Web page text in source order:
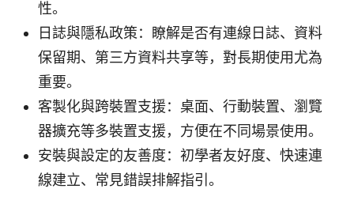
性。
日誌與隱私政策：瞭解是否有連線日誌、資料
保留期、第三方資料共享等，對長期使用尤為
重要。
客製化與跨裝置支援：桌面、行動裝置、瀏覽
器擴充等多裝置支援，方便在不同場景使用。
安裝與設定的友善度：初學者友好度、快速連
線建立、常見錯誤排解指引。